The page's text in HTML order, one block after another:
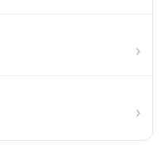
›
›